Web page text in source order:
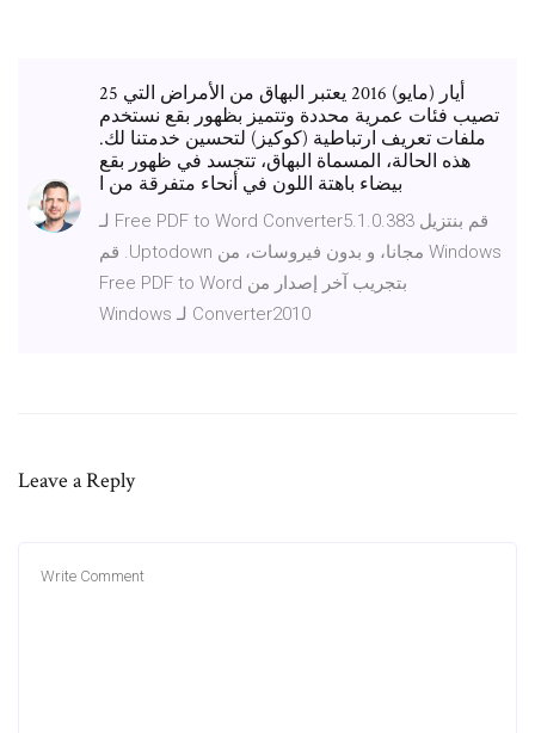
25 أيار (مايو) 2016 يعتبر البهاق من الأمراض التي
تصيب فئات عمرية محددة وتتميز بظهور بقع نستخدم
ملفات تعريف ارتباطية (كوكيز) لتحسين خدمتنا لك.
هذه الحالة، المسماة البهاق، تتجسد في ظهور بقع
بيضاء باهتة اللون في أنحاء متفرقة من ا
‫قم بنتزيل Free PDF to Word Converter5.1.0.383 لـ
Windows مجانا، و بدون فيروسات، من Uptodown. قم
بتجريب آخر إصدار من Free PDF to Word
Converter2010 لـ Windows
Leave a Reply